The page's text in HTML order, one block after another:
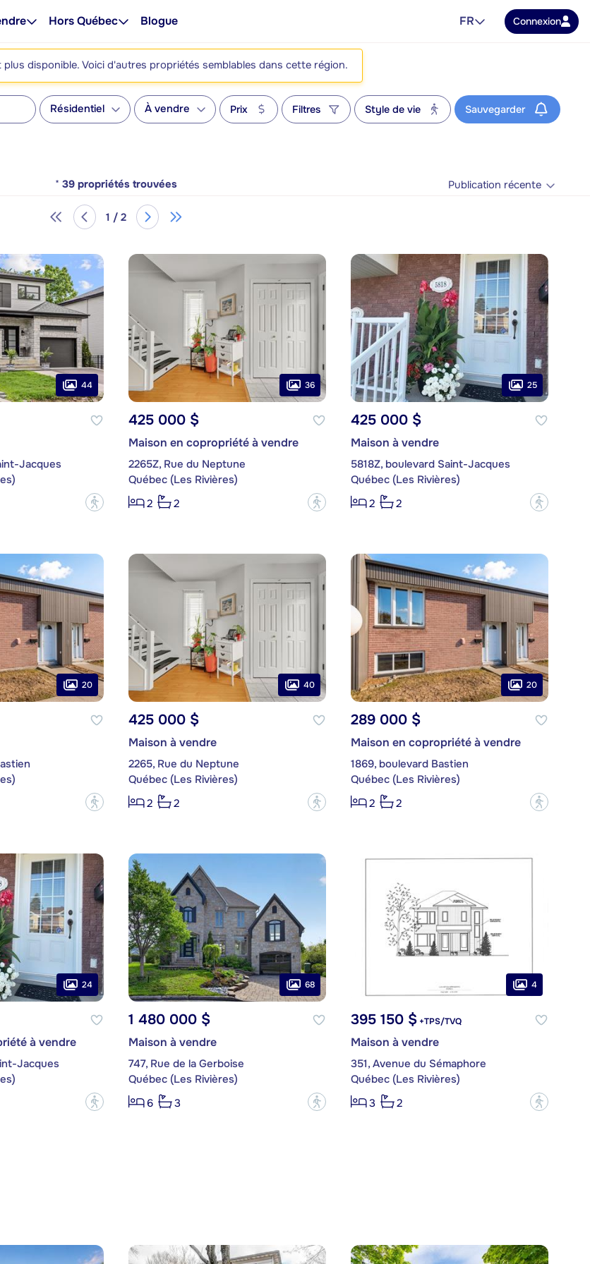
Hors Québec Blogue FR Connexion
disponible. Voici d'autres propriétés semblables dans cette région.
Résidentiel À vendre Prix Filtres Style de vie Sauvegarder
* 39 propriétés trouvées Publication récente
1 / 2
44
Jacques
?
36
425 000 $
Maison en copropriété à vendre
2265Z, Rue du Neptune
Québec (Les Rivières)
2
2 ?
25
425 000 $
Maison à vendre
5818Z, boulevard Saint-Jacques
Québec (Les Rivières)
2
2 ?
20
?
40
425 000 $
Maison à vendre
2265, Rue du Neptune
Québec (Les Rivières)
2
2 ?
20
289 000 $
Maison en copropriété à vendre
1869, boulevard Bastien
Québec (Les Rivières)
2
2 ?
24
à vendre
Jacques
?
68
1 480 000 $
Maison à vendre
747, Rue de la Gerboise
Québec (Les Rivières)
6
3 ?
4
395 150 $+TPS/TVQ
Maison à vendre
351, Avenue du Sémaphore
Québec (Les Rivières)
3
2 ?